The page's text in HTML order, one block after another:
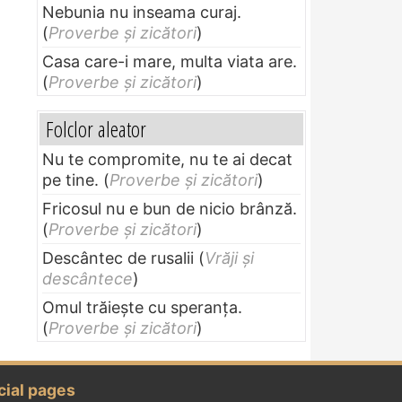
Nebunia nu inseama curaj.
(Proverbe și zicători)
Casa care-i mare, multa viata are.
(Proverbe și zicători)
Folclor aleator
Nu te compromite, nu te ai decat
pe tine. (Proverbe și zicători)
Fricosul nu e bun de nicio brânză.
(Proverbe și zicători)
Descântec de rusalii (Vrăji și
descântece)
Omul trăieşte cu speranţa.
(Proverbe și zicători)
pages